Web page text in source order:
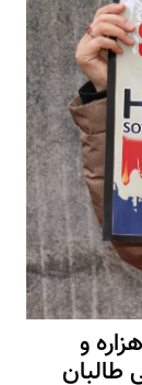
و
طالبان